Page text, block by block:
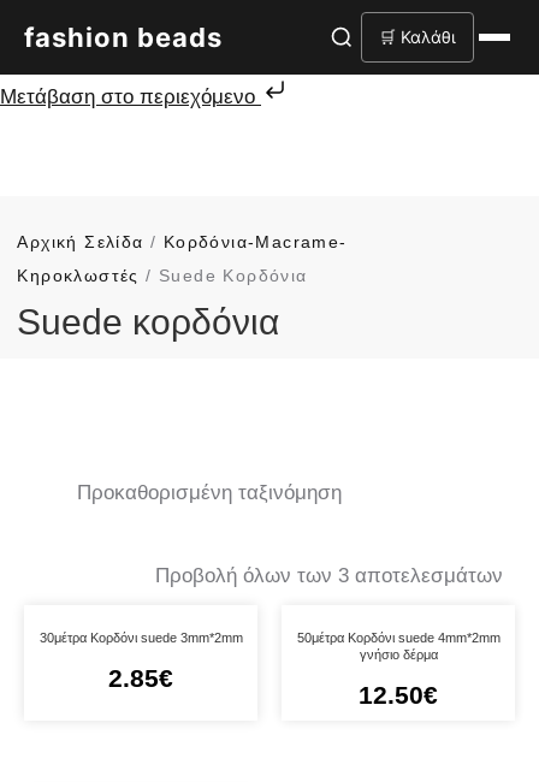
fashion beads 🛒 Καλάθι
Μετάβαση στο περιεχόμενο
Αρχική Σελίδα / Κορδόνια-Macrame-
Κηροκλωστές / Suede Κορδόνια
Suede κορδόνια
Προβολή όλων των 3 αποτελεσμάτων
30μέτρα Κορδόνι suede 3mm*2mm
2.85€
50μέτρα Κορδόνι suede 4mm*2mm
γνήσιο δέρμα
12.50€